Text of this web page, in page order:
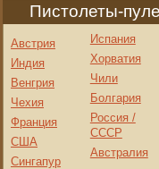
Пистолеты-
Австрия
Индия
Венгрия
Чехия
Франция
США
Сингапур
Испания
Хорватия
Чили
Болгария
Россия /
СССР
Австралия